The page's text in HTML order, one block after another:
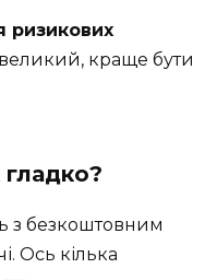
ризикових
краще бути
з безкоштовним
Ось кілька